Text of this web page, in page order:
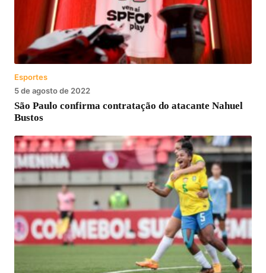
Esportes
5 de agosto de 2022
São Paulo confirma contratação do atacante Nahuel
Bustos